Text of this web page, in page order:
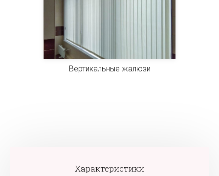
Вертикальные жалюзи
Характеристики